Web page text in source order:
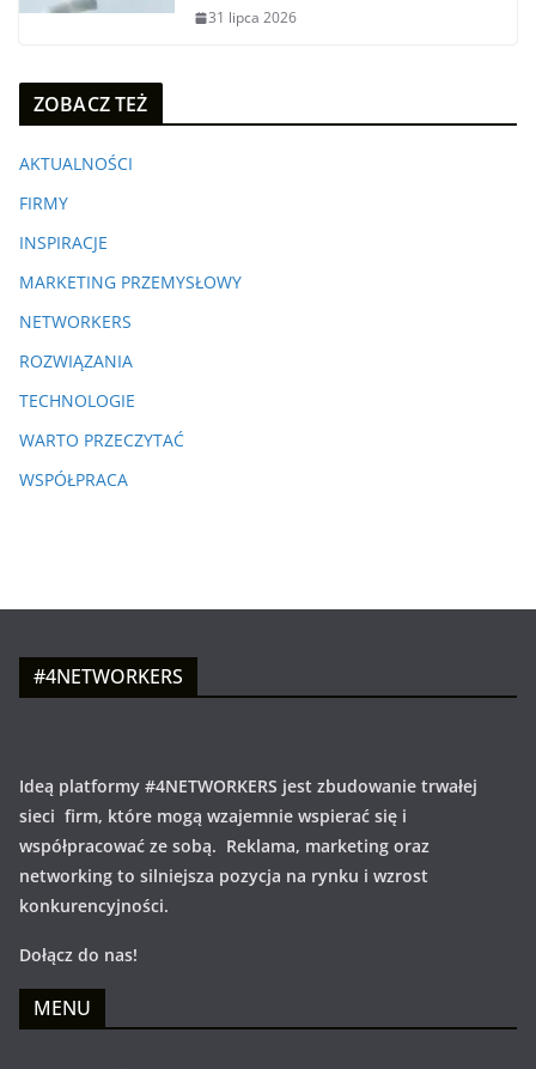
31 lipca 2026
ZOBACZ TEŻ
AKTUALNOŚCI
FIRMY
INSPIRACJE
MARKETING PRZEMYSŁOWY
NETWORKERS
ROZWIĄZANIA
TECHNOLOGIE
WARTO PRZECZYTAĆ
WSPÓŁPRACA
#4NETWORKERS
Ideą platformy #4NETWORKERS jest zbudowanie trwałej
sieci firm, które mogą wzajemnie wspierać się i
współpracować ze sobą. Reklama, marketing oraz
networking to silniejsza pozycja na rynku i wzrost
konkurencyjności.
Dołącz do nas!
MENU